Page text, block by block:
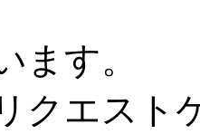
ます。
トケー